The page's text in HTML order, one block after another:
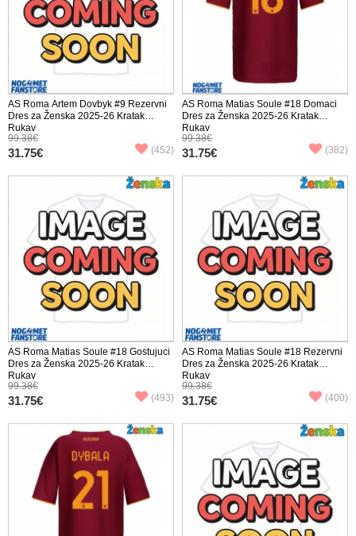
AS Roma Artem Dovbyk #9 Rezervni
Dres za Ženska 2025-26 Kratak
Rukav
99.38€
31.75€ (452)
AS Roma Matias Soule #18 Domaci
Dres za Ženska 2025-26 Kratak
Rukav
99.38€
31.75€ (382)
AS Roma Matias Soule #18 Gostujuci
Dres za Ženska 2025-26 Kratak
Rukav
99.38€
31.75€ (493)
AS Roma Matias Soule #18 Rezervni
Dres za Ženska 2025-26 Kratak
Rukav
99.38€
31.75€ (400)